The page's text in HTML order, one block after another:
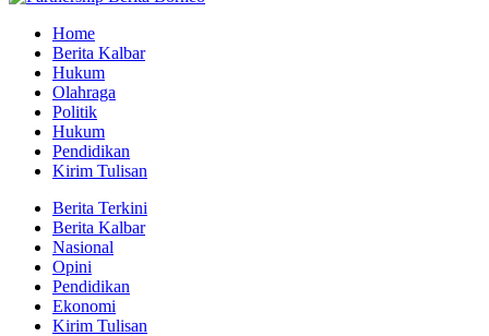
Home
Berita Kalbar
Hukum
Olahraga
Politik
Hukum
Pendidikan
Kirim Tulisan
Berita Terkini
Berita Kalbar
Nasional
Opini
Pendidikan
Ekonomi
Kirim Tulisan